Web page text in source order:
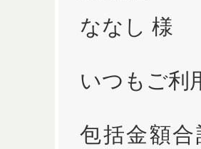
ななし 様
いつもご利
包括金額